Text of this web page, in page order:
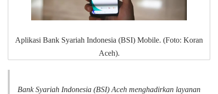
Aplikasi Bank Syariah Indonesia (BSI) Mobile. (Foto: Koran
Aceh).
Bank Syariah Indonesia (BSI) Aceh menghadirkan layanan